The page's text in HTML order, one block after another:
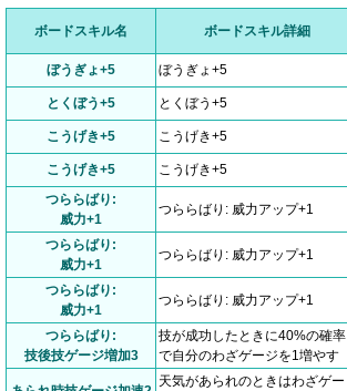
ボードスキル名 ボードスキル詳細
ぼうぎょ+5
ぼうぎょ+5
とくぼう+5 とくぼう+5
こうげき+5 こうげき+5
こうげき+5 こうげき+5
つららばり:
威力+1
つららばり: 威力アップ+1
つららばり:
威力+1
つららばり: 威力アップ+1
つららばり:
威力+1
つららばり: 威力アップ+1
つららばり:
技後技ゲージ増加3
技が成功したときに40%の確率
で自分のわざゲージを1増やす
天気があられのときはわざゲー